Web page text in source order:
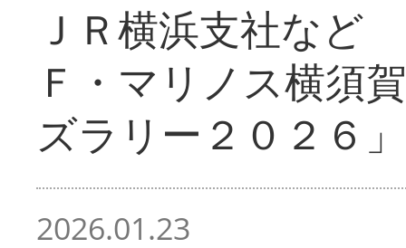
ＪＲ横浜支社など
Ｆ・マリノス横須
ズラリー２０２６」
2026.01.23